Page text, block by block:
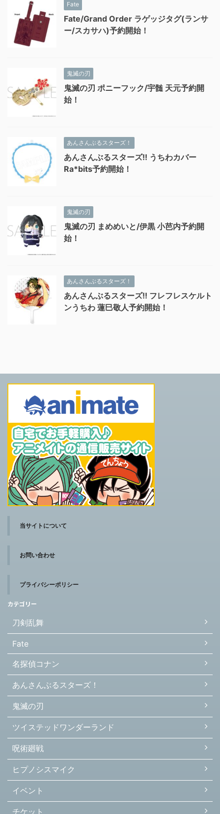
Fate
Fate/Grand Order ラゲッジタグ(ランサ
ー/スカサハ)予約開始！
鬼滅の刃
鬼滅の刃 ポニーフック/宇髄 天元予約開
始！
あんさんぶるスターズ！
あんさんぶるスターズ!! うちわカバー
Ra*bits予約開始！
鬼滅の刃
鬼滅の刃 まめめいと/伊黒 小芭内予約開
始！
あんさんぶるスターズ！
あんさんぶるスターズ!! フレフレスケルト
ンうちわ 蓮巳敬人予約開始！
当サイトについて
お問い合わせ
プライバシーポリシー
カテゴリー
刀剣乱舞
Fate
名探偵コナン
あんさんぶるスターズ！
鬼滅の刃
ツイステッドワンダーランド
呪術廻戦
ヒプノシスマイク
イベント
チケット